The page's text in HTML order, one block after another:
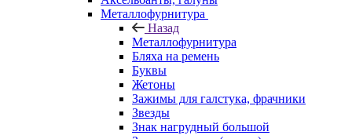
Металлофурнитура
Назад
Металлофурнитура
Бляха на ремень
Буквы
Жетоны
Зажимы для галстука, фрачники
Звезды
Знак нагрудный большой